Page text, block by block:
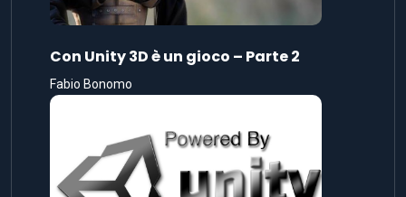
Con Unity 3D è un gioco – Parte 2
Fabio Bonomo